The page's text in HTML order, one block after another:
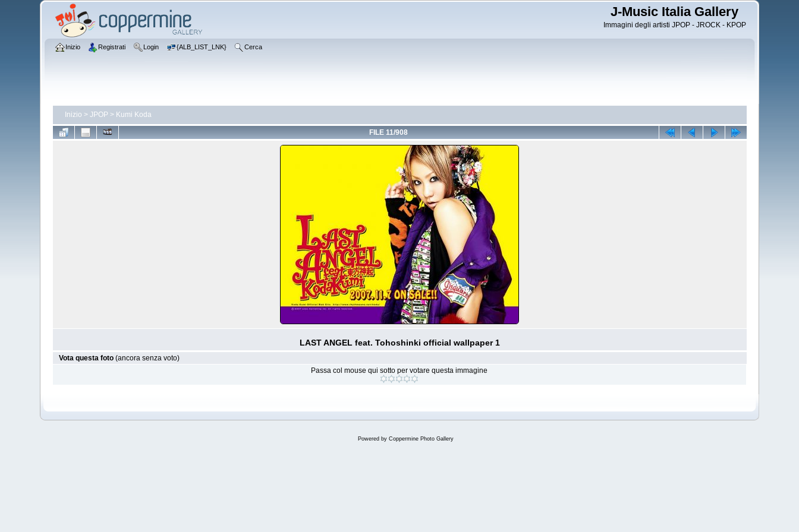
J-Music Italia Gallery
Immagini degli artisti JPOP - JROCK - KPOP
Inizio Registrati Login {ALB_LIST_LNK} Cerca
Inizio > JPOP > Kumi Koda
FILE 11/908
LAST ANGEL feat. Tohoshinki official wallpaper 1
Vota questa foto (ancora senza voto)
Passa col mouse qui sotto per votare questa immagine
Powered by Coppermine Photo Gallery